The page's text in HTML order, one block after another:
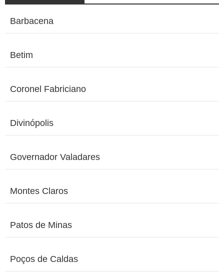
Barbacena
Betim
Coronel Fabriciano
Divinópolis
Governador Valadares
Montes Claros
Patos de Minas
Poços de Caldas